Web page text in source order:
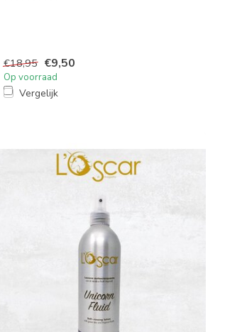
€18,95 €9,50
Op voorraad
Vergelijk